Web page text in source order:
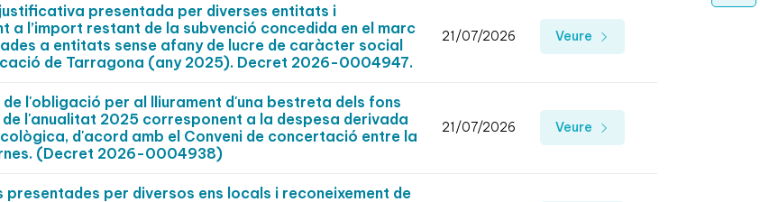
presentada per diverses entitats i
a l’import restant de la subvenció concedida en el marc
a entitats sense afany de lucre de caràcter social
de Tarragona (any 2025). Decret 2026-0004947.
21/07/2026 Veure
de l'obligació per al lliurament d'una bestreta dels fons
de l'anualitat 2025 corresponent a la despesa derivada
d'acord amb el Conveni de concertació entre la
(Decret 2026-0004938)
21/07/2026 Veure
per diversos ens locals i reconeixement de